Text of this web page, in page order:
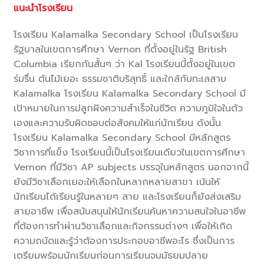
แนะนำโรงเรียน
โรงเรียน Kalamalka Secondary School เป็นโรงเรียน
รัฐบาลในเขตการศึกษา Vernon ที่ตั้งอยู่ในรัฐ British
Columbia เรียกกันสั้นๆ ว่า Kal โรงเรียนนี้ตั้งอยู่ในเขต
ร่มรื่น ต้นไม้เยอะ ธรรมชาติบริสุทธิ์ และใกล้กับทะเลสาบ
Kalamalka โรงเรียน Kalamalka Secondary School มี
เป้าหมายในการปลูกฝังความสำเร็จในชีวิต ความภูมิใจในตัว
เองและความรับผิดชอบต่อสังคมให้แก่นักเรียน ดังนั้น
โรงเรียน Kalamalka Secondary School มีหลักสูตร
วิชาการที่แข็ง โรงเรียนนี้เป็นโรงเรียนเดียวในเขตการศึกษา
Vernon ที่มีวิชา AP subjects บรรจุในหลักสูตร นอกจากนี้
ยังมีวิชาเลือกเยอะให้เลือกในหลากหลายสาขา เน้นให้
นักเรียนได้เรียนรู้ในหลายๆ สาย และโรงเรียนก็ยังส่งเสริม
สายอาชีพ เพื่อสนับสนุนให้นักเรียนค้นหาความสนใจในอาชีพ
ที่ต้องการทำผ่านวิชาเลือกและกิจกรรมต่างๆ เพื่อให้เกิด
ความถนัดและรู้ว่าต้องการประกอบอาชีพอะไร ซึ่งเป็นการ
เตรียมพร้อมนักเรียนก่อนการเรียนจบมัธยมปลาย